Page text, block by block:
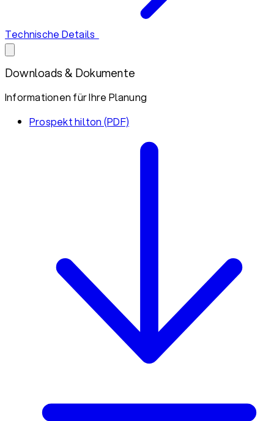
Technische Details
Downloads & Dokumente
Informationen für Ihre Planung
Prospekt hilton (PDF)